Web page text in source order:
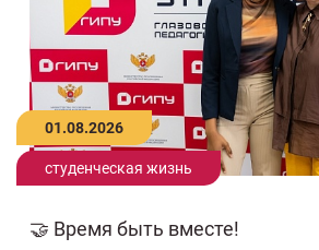
01.08.2026
студенческая жизнь
🤝 Время быть вместе!